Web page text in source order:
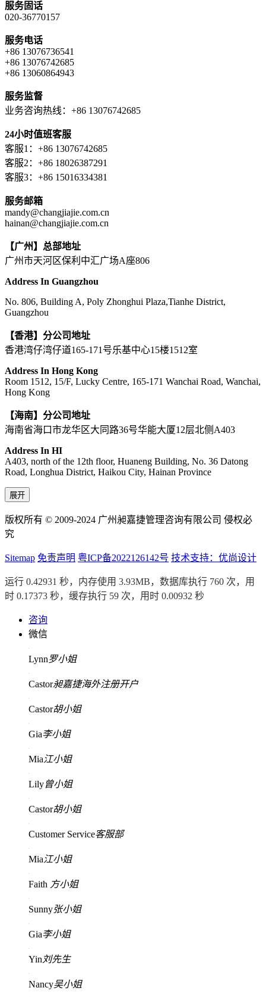
服务固话
020-36770157
服务电话
+86 13076736541
+86 13076742685
+86 13060864943
服务监督
业务咨询热线：+86 13076742685
24小时值班客服
客服1：+86 13076742685
客服2：+86 18026387291
客服3：+86 15016334381
服务邮箱
mandy@changjiajie.com.cn
hainan@changjiajie.com.cn
【广州】总部地址
广州市天河区保利中汇广场A座806
Address In Guangzhou
No. 806, Building A, Poly Zhonghui Plaza,Tianhe District,
Guangzhou
【香港】分公司地址
香港湾仔湾仔道165-171号乐基中心15楼1512室
Address In Hong Kong
Room 1512, 15/F, Lucky Centre, 165-171 Wanchai Road, Wanchai,
Hong Kong
【海南】分公司地址
海南省海口市龙华区大同路36号华能大厦12层北侧A403
Address In HI
A403, north of the 12th floor, Huaneng Building, No. 36 Datong
Road, Longhua District, Haikou City, Hainan Province
展开
版权所有 © 2009-2024 广州昶嘉捷管理咨询有限公司 侵权必
究
Sitemap 免责声明 粤ICP备2022126142号 技术支持：优尚设计
运行 0.42931 秒，内存使用 3.93MB，数据库执行 760 次，用
时 0.17373 秒，缓存执行 59 次，用时 0.00932 秒
咨询
微信
Lynn罗小姐
Castor昶嘉捷海外注册开户
Castor胡小姐
Gia李小姐
Mia江小姐
Lily曾小姐
Castor胡小姐
Customer Service客服部
Mia江小姐
Faith 方小姐
Sunny张小姐
Gia李小姐
Yin 刘先生
Nancy吴小姐